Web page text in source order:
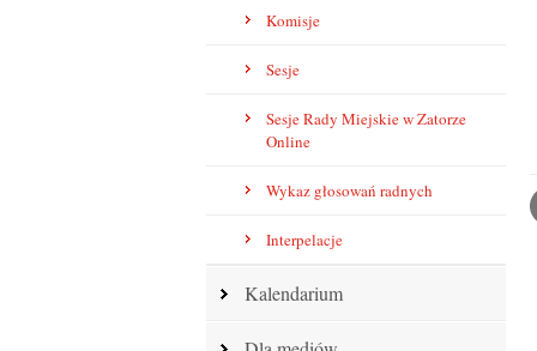
Komisje
Sesje
Sesje Rady Miejskie w Zatorze
Online
Wykaz głosowań radnych
Interpelacje
Kalendarium